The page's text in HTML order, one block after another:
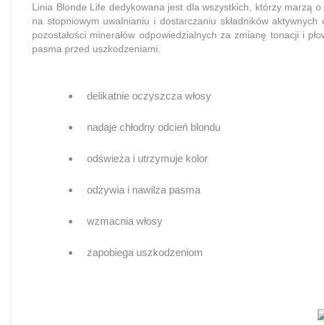
Linia Blonde Life dedykowana jest dla wszystkich, którzy marzą
na stopniowym uwalnianiu i dostarczaniu składników
pozostałości minerałów odpowiedzialnych za zmianę tonacji i
pasma przed uszkodzeniami.
delikatnie oczyszcza włosy
nadaje chłodny odcień blondu
odświeża i utrzymuje kolor
odżywia i nawilża pasma
wzmacnia włosy
zapobiega uszkodzeniom